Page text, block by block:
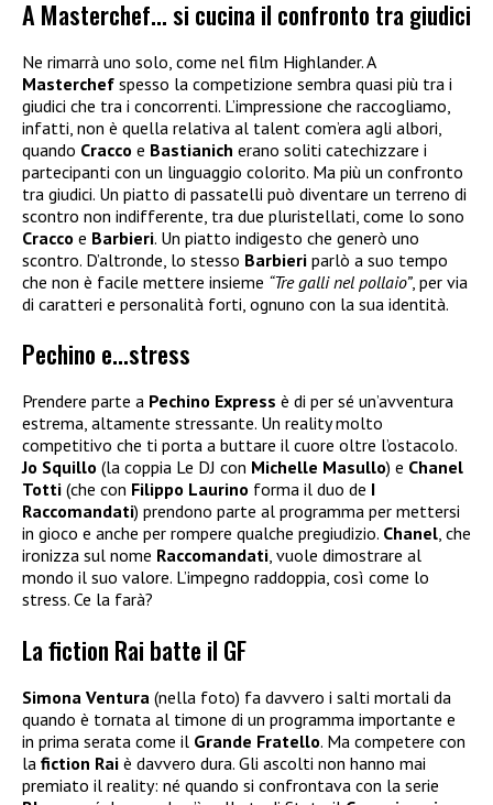
A Masterchef… si cucina il confronto tra giudici
Ne rimarrà uno solo, come nel film Highlander. A
Masterchef spesso la competizione sembra quasi più tra i
giudici che tra i concorrenti. L’impressione che raccogliamo,
infatti, non è quella relativa al talent com’era agli albori,
quando Cracco e Bastianich erano soliti catechizzare i
partecipanti con un linguaggio colorito. Ma più un confronto
tra giudici. Un piatto di passatelli può diventare un terreno di
scontro non indifferente, tra due pluristellati, come lo sono
Cracco e Barbieri. Un piatto indigesto che generò uno
scontro. D’altronde, lo stesso Barbieri parlò a suo tempo
che non è facile mettere insieme “Tre galli nel pollaio”, per via
di caratteri e personalità forti, ognuno con la sua identità.
Pechino e…stress
Prendere parte a Pechino Express è di per sé un’avventura
estrema, altamente stressante. Un reality molto
competitivo che ti porta a buttare il cuore oltre l’ostacolo.
Jo Squillo (la coppia Le DJ con Michelle Masullo) e Chanel
Totti (che con Filippo Laurino forma il duo de I
Raccomandati) prendono parte al programma per mettersi
in gioco e anche per rompere qualche pregiudizio. Chanel, che
ironizza sul nome Raccomandati, vuole dimostrare al
mondo il suo valore. L’impegno raddoppia, così come lo
stress. Ce la farà?
La fiction Rai batte il GF
Simona Ventura (nella foto) fa davvero i salti mortali da
quando è tornata al timone di un programma importante e
in prima serata come il Grande Fratello. Ma competere con
la fiction Rai è davvero dura. Gli ascolti non hanno mai
premiato il reality: né quando si confrontava con la serie